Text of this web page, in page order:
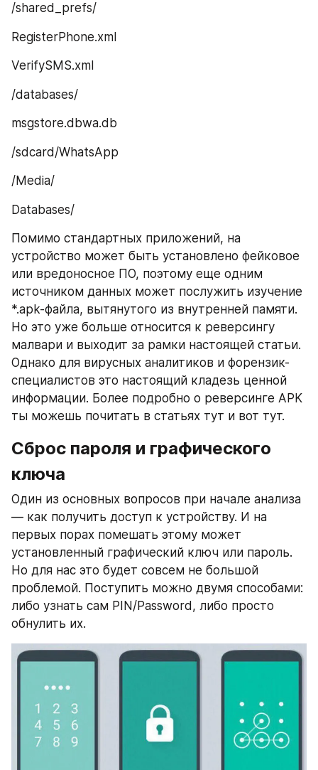
/shared_prefs/
RegisterPhone.xml
VerifySMS.xml
/databases/
msgstore.dbwa.db
/sdcard/WhatsApp
/Media/
Databases/
Помимо стандартных приложений, на
устройство может быть установлено фейковое
или вредоносное ПО, поэтому еще одним
источником данных может послужить изучение
*.apk-файла, вытянутого из внутренней памяти.
Но это уже больше относится к реверсингу
малвари и выходит за рамки настоящей статьи.
Однако для вирусных аналитиков и форензик-
специалистов это настоящий кладезь ценной
информации. Более подробно о реверсинге APK
ты можешь почитать в статьях тут и вот тут.
Сброс пароля и графического
ключа
Один из основных вопросов при начале анализа
— как получить доступ к устройству. И на
первых порах помешать этому может
установленный графический ключ или пароль.
Но для нас это будет совсем не большой
проблемой. Поступить можно двумя способами:
либо узнать сам PIN/Password, либо просто
обнулить их.